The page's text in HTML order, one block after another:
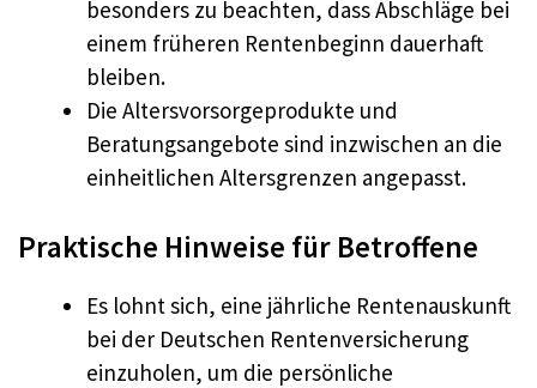
besonders zu beachten, dass Abschläge bei
einem früheren Rentenbeginn dauerhaft
bleiben.
Die Altersvorsorgeprodukte und
Beratungsangebote sind inzwischen an die
einheitlichen Altersgrenzen angepasst.
Praktische Hinweise für Betroffene
Es lohnt sich, eine jährliche Rentenauskunft
bei der Deutschen Rentenversicherung
einzuholen, um die persönliche